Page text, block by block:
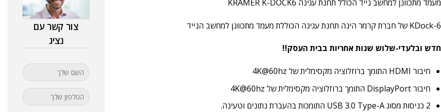
מעמד מתכוונן למחשב נייד הכולל תחנת עגינה KRAMER K-DOCK6
KDock-6 של חברת קרמר הינה תחנת עגינה הכוללת מעמד מתכוונן למחשב הנייד
חדש ובלעדי-שלוש שנות אחריות בבית העסק!!
חיבור HDMI התומך ברוזלוציה מקסימלית של 4K@60hz
חיבור DisplayPort התומך ברוזלוציה מקסימלית של 4K@60hz
2 כניסות מסוג USB 3.0 Type-A התומכות בהעברת נתונים וטעינה.
צור קשר עם
נציג